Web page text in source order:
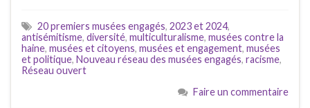
20 premiers musées engagés, 2023 et 2024,
antisémitisme, diversité, multiculturalisme, musées contre la
haine, musées et citoyens, musées et engagement, musées
et politique, Nouveau réseau des musées engagés, racisme,
Réseau ouvert
Faire un commentaire